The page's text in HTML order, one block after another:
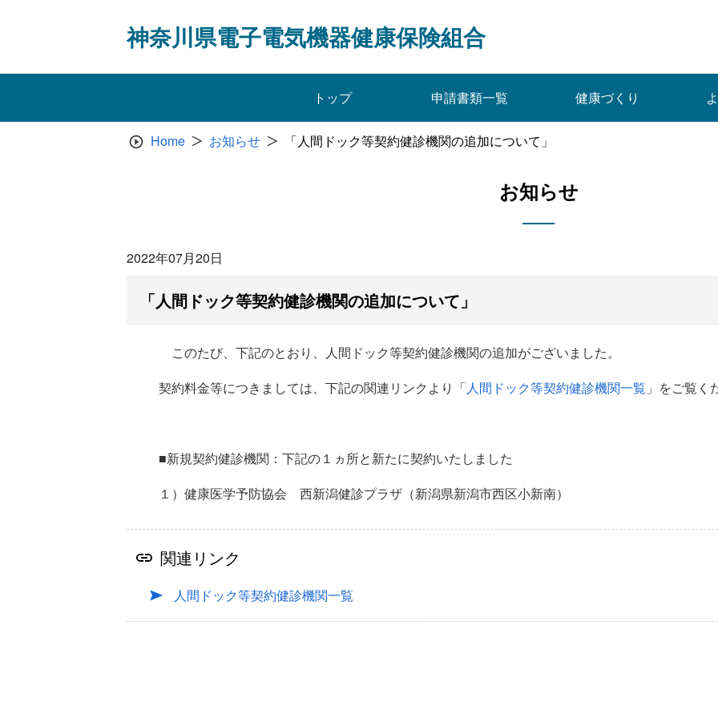
神奈川県電子電気機器健康保険組合
トップ 申請書類一覧 健康づくり
Home お知らせ 「人間ドック等契約健診機関の追加について」
お知らせ
2022年07月20日
「人間ドック等契約健診機関の追加について」
このたび、下記のとおり、人間ドック等契約健診機関の追加がございました。
契約料金等につきましては、下記の関連リンクより「人間ドック等契約健診機関一覧 」をご覧く
■新規契約健診機関：下記の１ヵ所と新たに契約いたしました
１）健康医学予防協会 西新潟健診プラザ（新潟県新潟市西区小新南）
関連リンク
人間ドック等契約健診機関一覧